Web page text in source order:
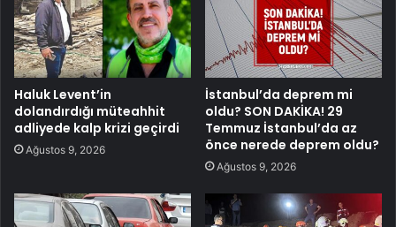
Haluk Levent’in
dolandırdığı müteahhit
adliyede kalp krizi geçirdi
Ağustos 9, 2026
İstanbul’da deprem mi
oldu? SON DAKİKA! 29
Temmuz İstanbul’da az
önce nerede deprem oldu?
Ağustos 9, 2026